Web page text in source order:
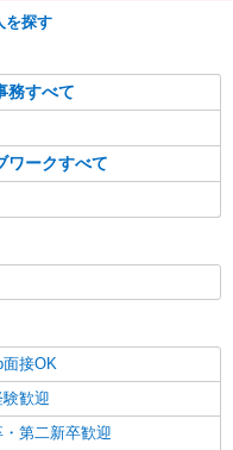
を探す
務すべて
ワークすべて
面接OK
歓迎
・第二新卒歓迎